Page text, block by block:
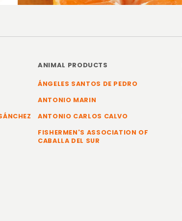
ANIMAL PRODUCTS
ÁNGELES SANTOS DE PEDRO
ANTONIO MARIN
ANTONIO CARLOS CALVO
FISHERMEN'S ASSOCIATION OF
CABALLA DEL SUR